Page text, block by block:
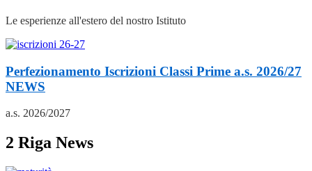
Le esperienze all'estero del nostro Istituto
Perfezionamento Iscrizioni Classi Prime a.s. 2026/27
NEWS
a.s. 2026/2027
2 Riga News